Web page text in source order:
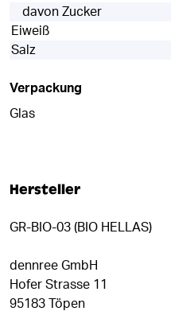
davon Zucker
Eiweiß
Salz
Verpackung
Glas
Hersteller
GR-BIO-03 (BIO HELLAS)
dennree GmbH
Hofer Strasse 11
95183 Töpen